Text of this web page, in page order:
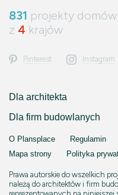
831 projekty domów
z 4 krajów
Pinterest Instagram
Dla architekta
Dla firm budowlanych
O Plansplace
Regulamin
Mapa strony
Polityka
Prawa autorskie do wszelkich
należą do architektów i firm